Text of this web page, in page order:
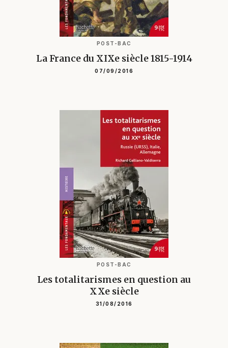
POST-BAC
La France du XIXe siècle 1815-1914
07/09/2016
POST-BAC
Les totalitarismes en question au
XXe siècle
31/08/2016